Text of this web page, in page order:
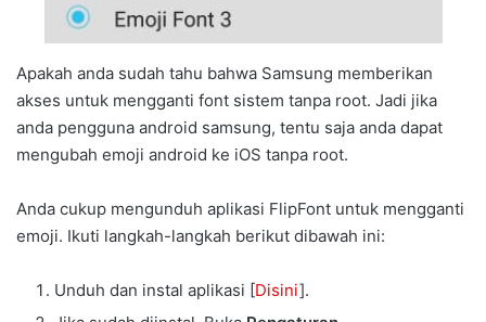
Apakah anda sudah tahu bahwa Samsung memberikan
akses untuk mengganti font sistem tanpa root. Jadi jika
anda pengguna android samsung, tentu saja anda dapat
mengubah emoji android ke iOS tanpa root.
Anda cukup mengunduh aplikasi FlipFont untuk mengganti
emoji. Ikuti langkah-langkah berikut dibawah ini:
Unduh dan instal aplikasi [Disini].